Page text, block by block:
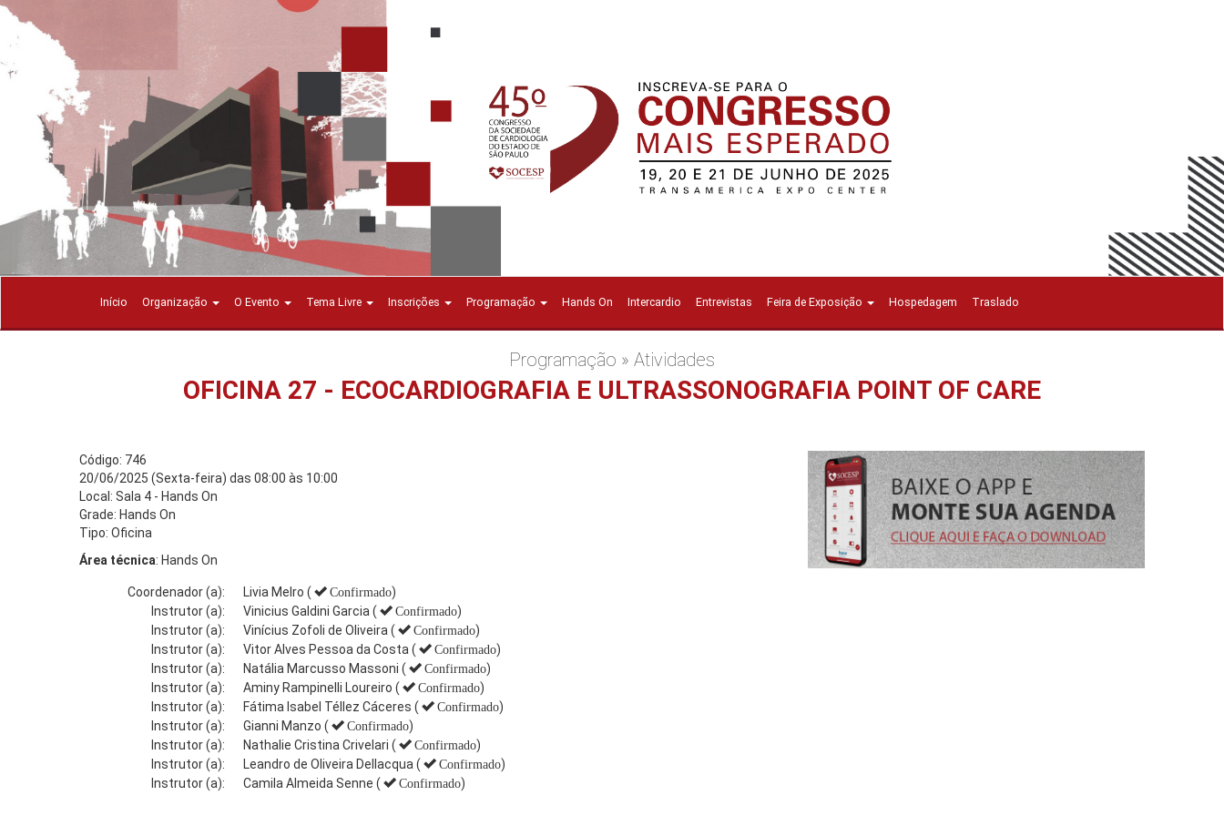
Início Organização O Evento Tema Livre Inscrições Programação Hands On Intercardio Entrevistas Feira de Exposição Hospedagem Traslado
Programação » Atividades
OFICINA 27 - ECOCARDIOGRAFIA E ULTRASSONOGRAFIA POINT OF CARE
Código: 746
20/06/2025 (Sexta-feira) das 08:00 às 10:00
Local: Sala 4 - Hands On
Grade: Hands On
Tipo: Oficina
Área técnica: Hands On
Coordenador (a): Livia Melro ( Confirmado)
Instrutor (a):
Vinicius Galdini Garcia ( Confirmado)
Instrutor (a):
Vinícius Zofoli de Oliveira ( Confirmado)
Instrutor (a):
Vitor Alves Pessoa da Costa ( Confirmado)
Instrutor (a):
Natália Marcusso Massoni ( Confirmado)
Instrutor (a):
Aminy Rampinelli Loureiro ( Confirmado)
Instrutor (a):
Fátima Isabel Téllez Cáceres ( Confirmado)
Instrutor (a):
Gianni Manzo ( Confirmado)
Instrutor (a):
Nathalie Cristina Crivelari ( Confirmado)
Instrutor (a):
Leandro de Oliveira Dellacqua ( Confirmado)
Instrutor (a):
Camila Almeida Senne ( Confirmado)